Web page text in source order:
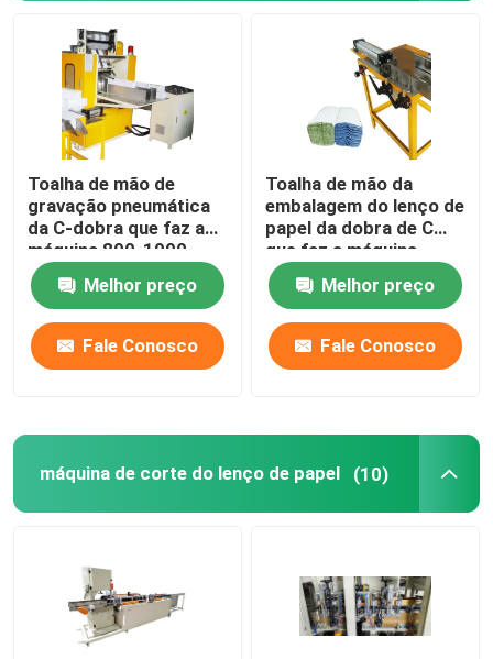
Toalha de mão de
gravação pneumática
da C-dobra que faz a
máquina 800-1000
folhas pelo minuto
Melhor preço
Fale Conosco
Toalha de mão da
embalagem do lenço de
papel da dobra de C
que faz a máquina
0.5Mpa
Melhor preço
Fale Conosco
máquina de corte do lenço de papel (10)